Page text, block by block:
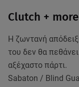
Clutch +
Η ζωντανή
του δεν θα
αξέχαστο πάρτι.
Sabaton / Blind